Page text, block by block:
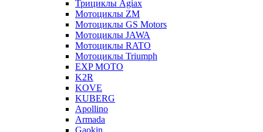
Трициклы Agiax
Мотоциклы ZM
Мотоциклы GS Motors
Мотоциклы JAWA
Мотоциклы RATO
Мотоциклы Triumph
EXP MOTO
K2R
KOVE
KUBERG
Apollino
Armada
Gaokin